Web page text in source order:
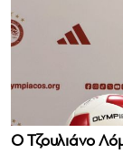
Ο Τζουλιάνο